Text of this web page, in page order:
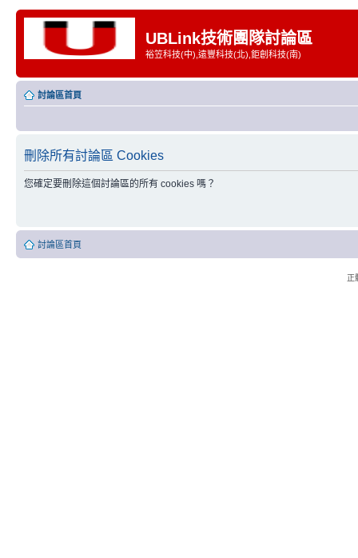
UBLink技術團隊討論區
裕笠科技(中),遠豐科技(北),鉅創科技(南)
討論區首頁
刪除所有討論區 Cookies
您確定要刪除這個討論區的所有 cookies 嗎？
討論區首頁
正